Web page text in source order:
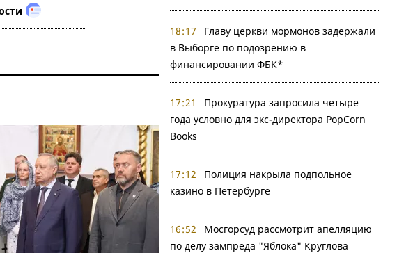
18:17
Главу церкви мормонов задержали
в Выборге по подозрению в
финансировании ФБК*
17:21
Прокуратура запросила четыре
года условно для экс-директора PopCorn
Books
17:12
Полиция накрыла подпольное
казино в Петербурге
16:52
Мосгорсуд рассмотрит апелляцию
по делу зампреда "Яблока" Круглова